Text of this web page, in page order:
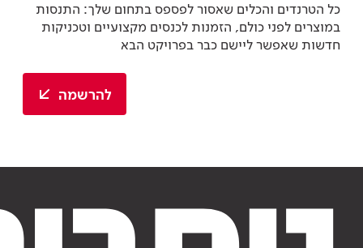
כל הטרנדים והכלים שאסור לפספס בתחום שלך: התנסות
במוצרים לפני כולם, הזמנות לכנסים מקצועיים וטכניקות
חדשות שאפשר ליישם כבר בפרויקט הבא
להרשמה